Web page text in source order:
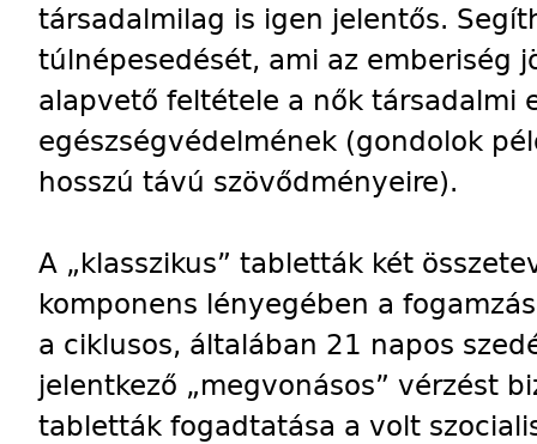
társadalmilag is igen jelentős.
túlnépesedését, ami az emberiség
alapvető feltétele a nők társadalmi
egészségvédelmének (gondolok
hosszú távú szövődményeire).
A „klasszikus” tabletták két
komponens lényegében a
a ciklusos, általában 21 napos
jelentkező „megvonásos” vérzést
tabletták fogadtatása a volt